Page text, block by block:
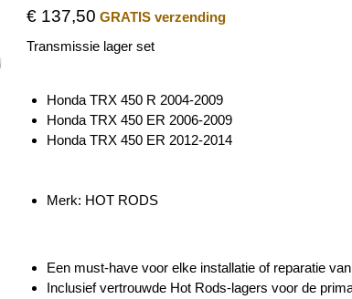
€ 137,50 GRATIS verzending
Transmissie lager set
Honda TRX 450 R 2004-2009
Honda TRX 450 ER 2006-2009
Honda TRX 450 ER 2012-2014
Merk: HOT RODS
Een must-have voor elke installatie of reparatie
Inclusief vertrouwde Hot Rods-lagers voor de